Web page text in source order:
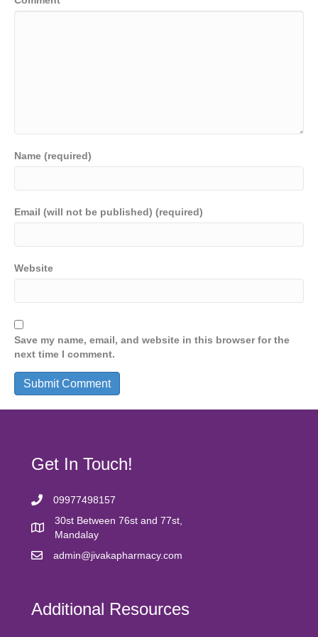
Name (required)
Email (will not be published) (required)
Website
Save my name, email, and website in this browser for the
next time I comment.
Get In Touch!
09977498157
30st Between 76st and 77st,
Mandalay
admin@jivakapharmacy.com
Additional Resources